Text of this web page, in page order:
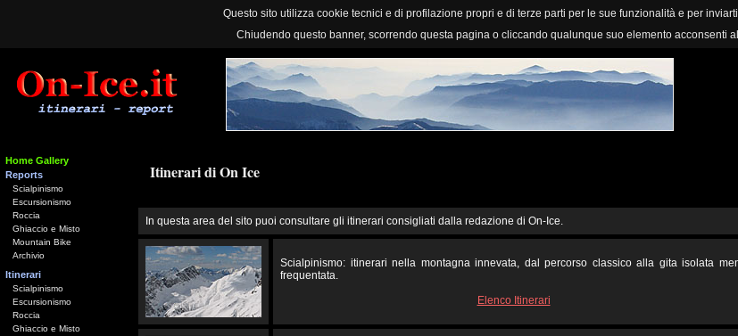
Questo sito utilizza cookie tecnici e di profilazione propri e di terze parti per le sue funzionalità e per
Chiudendo questo banner, scorrendo questa pagina o cliccando qualunque suo elemento acconsenti
Home Gallery
Reports
Scialpinismo
Escursionismo
Roccia
Ghiaccio e Misto
Mountain Bike
Archivio
Itinerari
Scialpinismo
Escursionismo
Roccia
Ghiaccio e Misto
Itinerari di On Ice
In questa area del sito puoi consultare gli itinerari consigliati dalla redazione di On-Ice.
Scialpinismo: itinerari nella montagna innevata, dal percorso classico alla gita isolata
frequentata.
Elenco Itinerari